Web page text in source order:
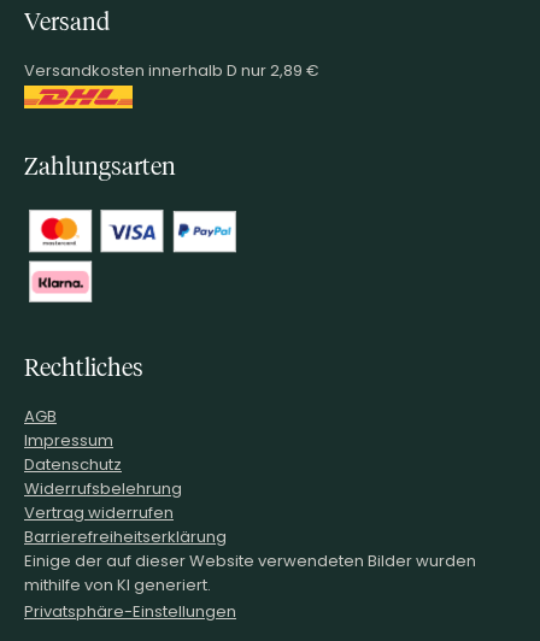
Versand
Versandkosten innerhalb D nur 2,89 €
Zahlungsarten
Rechtliches
AGB
Impressum
Datenschutz
Widerrufsbelehrung
Vertrag widerrufen
Barrierefreiheitserklärung
Einige der auf dieser Website verwendeten Bilder wurden
mithilfe von KI generiert.
Privatsphäre-Einstellungen